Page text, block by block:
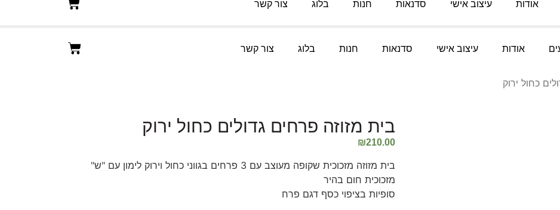
אודות עיצוב אישי סדנאות חנות בלוג צור קשר
אודות עיצוב אישי סדנאות חנות בלוג צור קשר
כחול ירוק
בית מזוזה פרחים גדולים כחול ירוק
₪210.00
בית מזוזה מזכוכית שקופה מעוצב עם 3 פרחים בגווני כחול וירוק לימון עם "ש"
מזכוכית חום בהיר
סופיות בציפוי כסף דגם פרח